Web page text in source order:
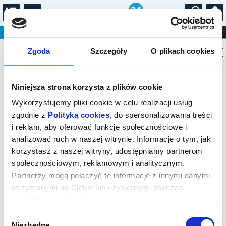
Zgoda Szczegóły O plikach cookies
Niniejsza strona korzysta z plików cookie
Wykorzystujemy pliki cookie w celu realizacji usług
zgodnie z Polityką cookies, do spersonalizowania treści
i reklam, aby oferować funkcje społecznościowe i
analizować ruch w naszej witrynie. Informacje o tym, jak
korzystasz z naszej witryny, udostępniamy partnerom
społecznościowym, reklamowym i analitycznym.
Partnerzy mogą połączyć te informacje z innymi danymi
otrzymanymi od Ciebie lub uzyskanymi podczas
...
FILHARMONIA OPERA I BALET
STAND-UP
DLA DZIECI
Bilety na: KONCERTY PRZY ŚWIECACH
Warszawa, Podwale 13/15
03.09.2026, g. 21:00 (czwartek)
cena - od 95,00 pln
Organizator: Agencja Koncertowa PRESTO 2 Marcin